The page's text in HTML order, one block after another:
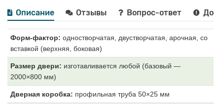
Описание Отзывы Вопрос-ответ
Форм-фактор: одностворчатая, двустворчатая, арочная, со
вставкой (верхняя, боковая)
Размер двери: изготавливается любой (базовый —
2000×800 мм)
Дверная коробка: профильная труба 50×25 мм